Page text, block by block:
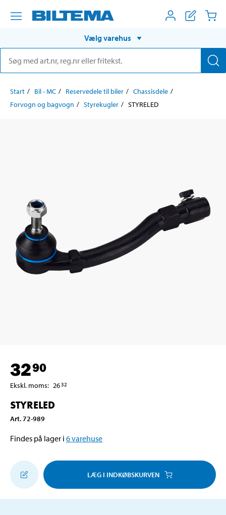
Vælg varehus
Start Bil - MC Reservedele til biler
Chassisdele
Forvogn og bagvogn
Styrekugler STYRELED
3290
Ekskl. moms: 2632
STYRELED
Art.72-989
Findes på lager i 6varehuse
LÆG I INDKØBSKURVEN